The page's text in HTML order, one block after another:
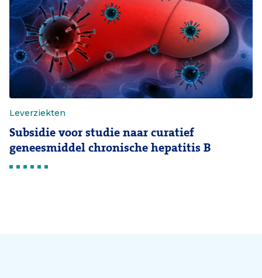
Leverziekten
Subsidie voor studie naar curatief
geneesmiddel chronische hepatitis B